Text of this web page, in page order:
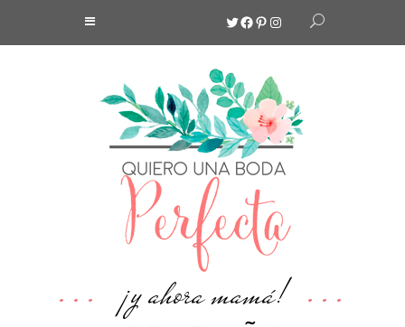
Twitter
Facebook
Pinterest
Instagram
¡y ahora mamá!